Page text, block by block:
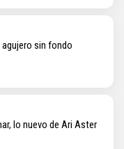
agujero sin fondo
lo nuevo de Ari Aster